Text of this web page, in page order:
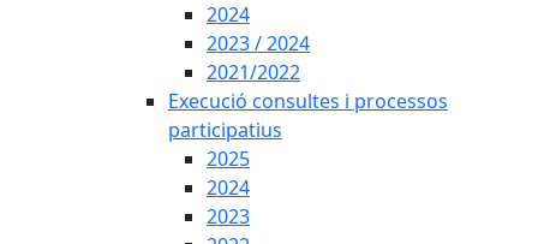
2024
2023 / 2024
2021/2022
Execució consultes i processos
participatius
2025
2024
2023